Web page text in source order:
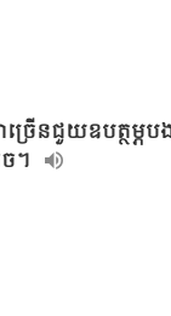
ច្រើនជួយឧបត្ថម្ភប
។